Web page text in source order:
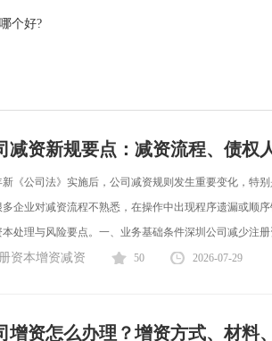
个好?
减资新规要点：减资流程、债权
新《公司法》实施后，公司减资规则发生重要变化，特
企业对减资流程不熟悉，在操作中出现程序遗漏或顺
处理与风险要点。一、业务基础条件深圳公司减少注
资本增资减资 50 2026-07-29
增资怎么办理？增资方式、材料